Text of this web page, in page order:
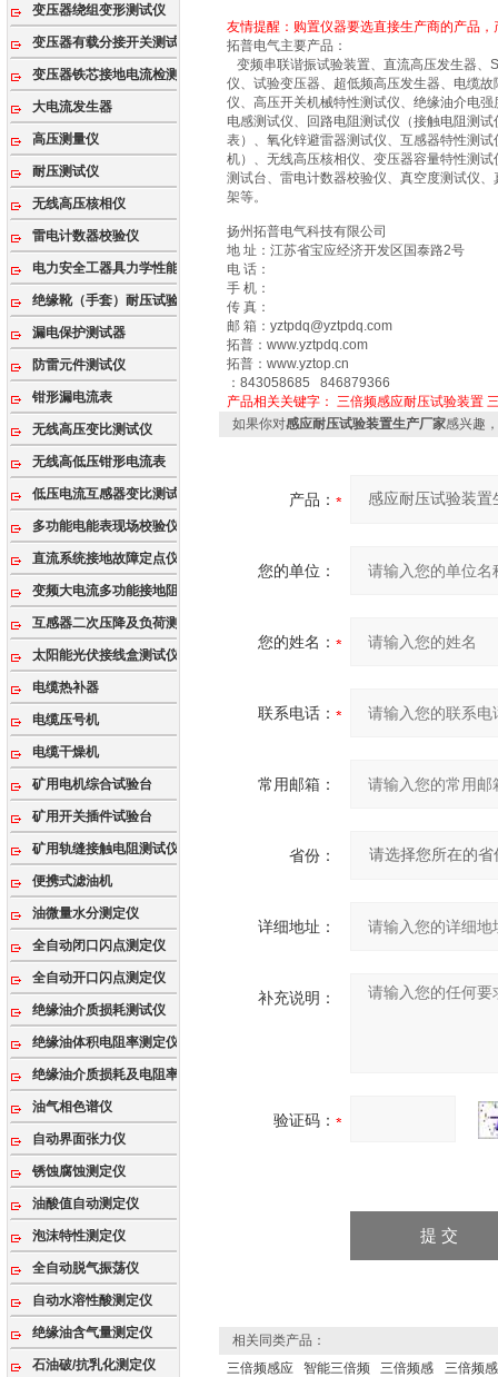
变压器绕组变形测试仪
变压器有载分接开关测试仪
变压器铁芯接地电流检测仪
大电流发生器
高压测量仪
耐压测试仪
无线高压核相仪
雷电计数器校验仪
电力安全工器具力学性能试验机
绝缘靴（手套）耐压试验装置
漏电保护测试器
防雷元件测试仪
钳形漏电流表
无线高压变比测试仪
无线高低压钳形电流表
低压电流互感器变比测试仪
多功能电能表现场校验仪
直流系统接地故障定点仪
变频大电流多功能接地阻抗测试系统
互感器二次压降及负荷测试仪
太阳能光伏接线盒测试仪
电缆热补器
电缆压号机
电缆干燥机
矿用电机综合试验台
矿用开关插件试验台
矿用轨缝接触电阻测试仪
便携式滤油机
油微量水分测定仪
全自动闭口闪点测定仪
全自动开口闪点测定仪
绝缘油介质损耗测试仪
绝缘油体积电阻率测定仪
绝缘油介质损耗及电阻率测试仪
油气相色谱仪
自动界面张力仪
锈蚀腐蚀测定仪
油酸值自动测定仪
泡沫特性测定仪
全自动脱气振荡仪
自动水溶性酸测定仪
绝缘油含气量测定仪
石油破/抗乳化测定仪
友情提醒：购置仪器要选直接生产商的产品
拓普电气主要产品：
变频串联谐振试验装置、直流高压发生器、
仪、试验变压器、超低频高压发生器、电缆
仪、高压开关机械特性测试仪、绝缘油介电
电感测试仪、回路电阻测试仪（接触电阻测
表）、氧化锌避雷器测试仪、互感器特性测
机）、无线高压核相仪、变压器容量特性测
测试台、雷电计数器校验仪、真空度测试仪
架等。
扬州拓普电气科技有限公司
地 址：江苏省宝应经济开发区国泰路2号
电 话：
手 机：
传 真：
邮 箱：yztpdq@yztpdq.com
拓普：www.yztpdq.com
拓普：www.yztop.cn
：843058685 846879366
产品相关关键字： 三倍频感应耐压试验装置
如果你对感应耐压试验装置生产厂家感兴趣
产品：
您的单位：
您的姓名：
联系电话：
常用邮箱：
省份：
详细地址：
补充说明：
验证码：
相关同类产品：
三倍频感应
智能三倍频
三倍频感
三倍频感